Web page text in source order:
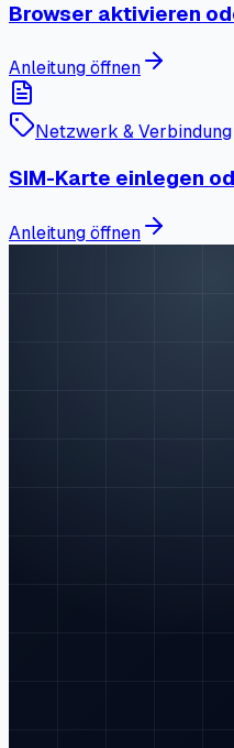
Browser aktivieren
Anleitung öffnen
Netzwerk & Verbindung
SIM-Karte einlegen
Anleitung öffnen